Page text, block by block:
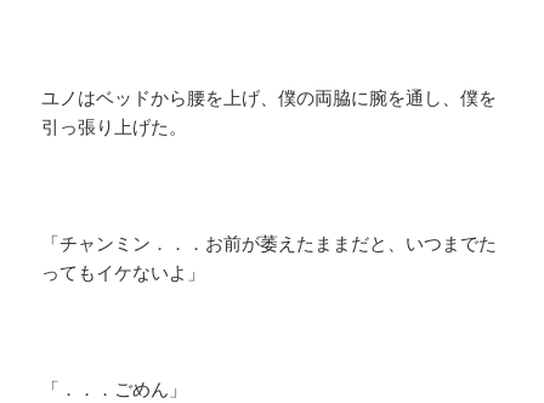
ユノはベッドから腰を上げ、僕の両脇に腕を通し、僕を
引っ張り上げた。
「チャンミン．．．お前が萎えたままだと、いつまでた
ってもイケないよ」
「．．．ごめん」